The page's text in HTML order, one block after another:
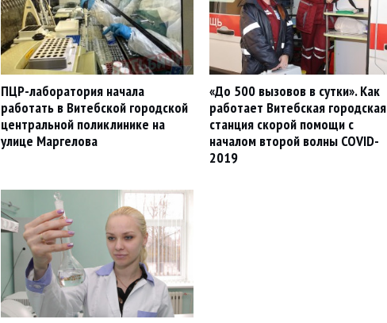
ПЦР-лаборатория начала
работать в Витебской городской
центральной поликлинике на
улице Маргелова
«До 500 вызовов в сутки». Как
работает Витебская городская
станция скорой помощи с
началом второй волны COVID-
2019